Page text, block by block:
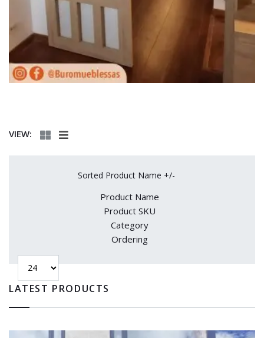
VIEW:
Sorted Product Name +/-
Product Name
Product SKU
Category
Ordering
LATEST PRODUCTS